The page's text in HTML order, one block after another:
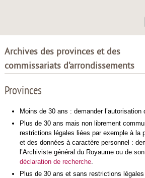
Archives des provinces et des
commissariats d’arrondissements
Provinces
Moins de 30 ans : demander l’autorisation
Plus de 30 ans mais non librement
restrictions légales liées par exemple à la
et des données à caractère personnel :
l’Archiviste général du Royaume ou de
déclaration de recherche.
Plus de 30 ans et sans restrictions